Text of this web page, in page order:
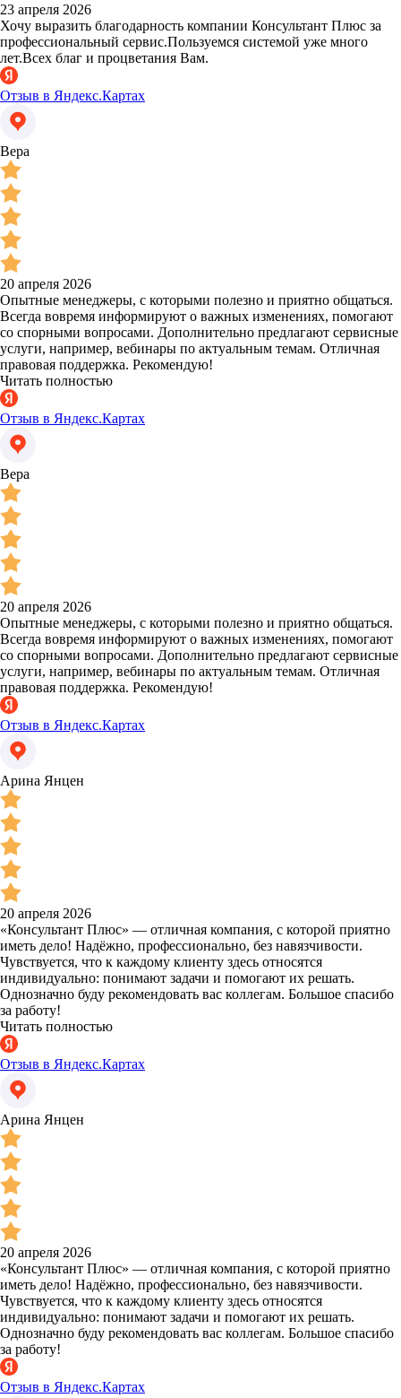
23 апреля 2026
Хочу выразить благодарность компании Консультант Плюс за
профессиональный сервис.Пользуемся системой уже много
лет.Всех благ и процветания Вам.
Отзыв в Яндекс.Картах
Вера
20 апреля 2026
Опытные менеджеры, с которыми полезно и приятно общаться.
Всегда вовремя информируют о важных изменениях, помогают
со спорными вопросами. Дополнительно предлагают сервисные
услуги, например, вебинары по актуальным темам. Отличная
правовая поддержка. Рекомендую!
Читать полностью
Отзыв в Яндекс.Картах
Вера
20 апреля 2026
Опытные менеджеры, с которыми полезно и приятно общаться.
Всегда вовремя информируют о важных изменениях, помогают
со спорными вопросами. Дополнительно предлагают сервисные
услуги, например, вебинары по актуальным темам. Отличная
правовая поддержка. Рекомендую!
Отзыв в Яндекс.Картах
Арина Янцен
20 апреля 2026
«Консультант Плюс» — отличная компания, с которой приятно
иметь дело! Надёжно, профессионально, без навязчивости.
Чувствуется, что к каждому клиенту здесь относятся
индивидуально: понимают задачи и помогают их решать.
Однозначно буду рекомендовать вас коллегам. Большое спасибо
за работу!
Читать полностью
Отзыв в Яндекс.Картах
Арина Янцен
20 апреля 2026
«Консультант Плюс» — отличная компания, с которой приятно
иметь дело! Надёжно, профессионально, без навязчивости.
Чувствуется, что к каждому клиенту здесь относятся
индивидуально: понимают задачи и помогают их решать.
Однозначно буду рекомендовать вас коллегам. Большое спасибо
за работу!
Отзыв в Яндекс.Картах